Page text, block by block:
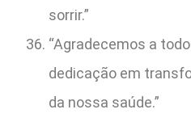
sorrir.”
“Agradecemos a
dedicação em
da nossa saúde.”